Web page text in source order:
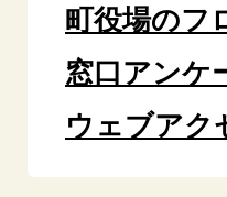
町役場のフ
窓口アンケ
ウェブアク